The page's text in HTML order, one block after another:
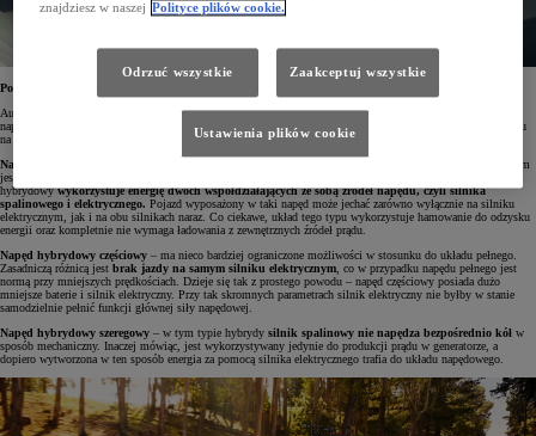
Podział samochodów hybrydowych
Auta hybrydowe są obecnie oferowane przez coraz większą liczbę koncernów motoryzacyjnych. Układy
napędowe nazywane ogólnie hybrydowymi możemy jednak podzielić na kilka grup. Dzieje się tak ze względu
na różne typy ich budowy, a także na zakres działania.
Napęd hybrydowy pełny
– to najbardziej znany i powszechny napęd hybrydowy na rynku. Jego prekursorem
jest Toyota, która w 1997 r. jako pierwsza zastosowała go w seryjnie produkowanym Priusie. Pełen napęd
hybrydowywykorzystuje energię dwóch współdziałających ze sobą źródeł napędu, czyli silnika
spalinowego i elektrycznego. Pojazd wyposażony w taki napęd może jechać zarówno wyłącznie na silniku
elektrycznym, jak i na obu silnikach naraz. Co ciekawe, układ tego typu wykorzystuje hamowanie do odzysku
energii oraz kompletnie nie wymaga ładowania z zewnętrznych źródeł prądu.
Napęd hybrydowy częściowy – ma nieco bardziej ograniczone możliwości w stosunku do układu pełnego.
Zasadniczą różnicą jest brak jazdy na samym silniku elektrycznym , co w przypadku napędu pełnego jest
normą przy mniejszych prędkościach. Dzieje się tak z prostego powodu – napęd częściowy posiada dużo
mniejsze baterie i silnik elektryczny. Przy tak skromnych parametrach silnik elektryczny nie byłby w stanie
samodzielnie pełnić funkcji głównej siły napędowej.
Napęd hybrydowy szeregowy – w tym typie hybrydy silnik spalinowy nie napędza bezpośrednio kół w
sposób mechaniczny. Inaczej mówiąc, jest wykorzystywany jedynie do produkcji prądu w generatorze, a
dopiero wytworzona w ten sposób energia za pomocą silnika elektrycznego trafia do układu napędowego.
znajdziesz w naszej Polityce plików cookie.
Odrzuć wszystkie Zaakceptuj wszystkie
Ustawienia plików cookie